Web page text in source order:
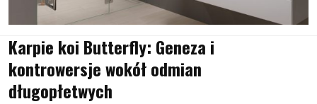
Karpie koi Butterfly: Geneza i
kontrowersje wokół odmian
długopłetwych